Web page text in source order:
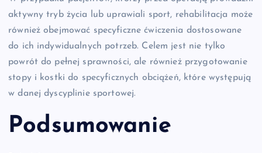
aktywny tryb życia lub uprawiali sport, rehabilitacja może
również obejmować specyficzne ćwiczenia dostosowane
do ich indywidualnych potrzeb. Celem jest nie tylko
powrót do pełnej sprawności, ale również przygotowanie
stopy i kostki do specyficznych obciążeń, które występują
w danej dyscyplinie sportowej.
Podsumowanie